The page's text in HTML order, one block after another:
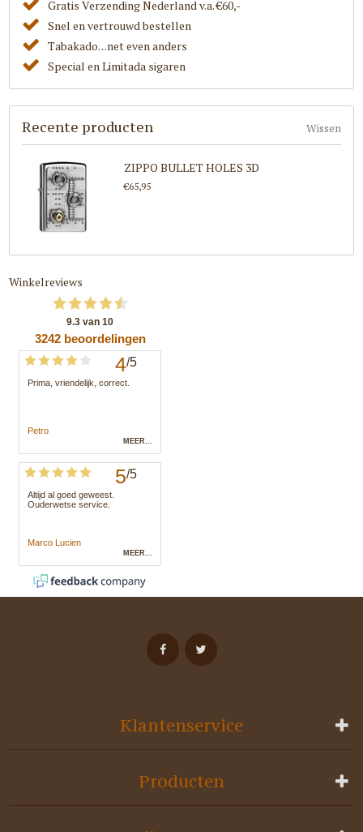
Gratis Verzending Nederland v.a. €60,-
Snel en vertrouwd bestellen
Tabakado. . .net even anders
Special en Limitada sigaren
Recente producten Wissen
ZIPPO BULLET HOLES 3D
€65,95
Winkelreviews
Klantenservice
Producten